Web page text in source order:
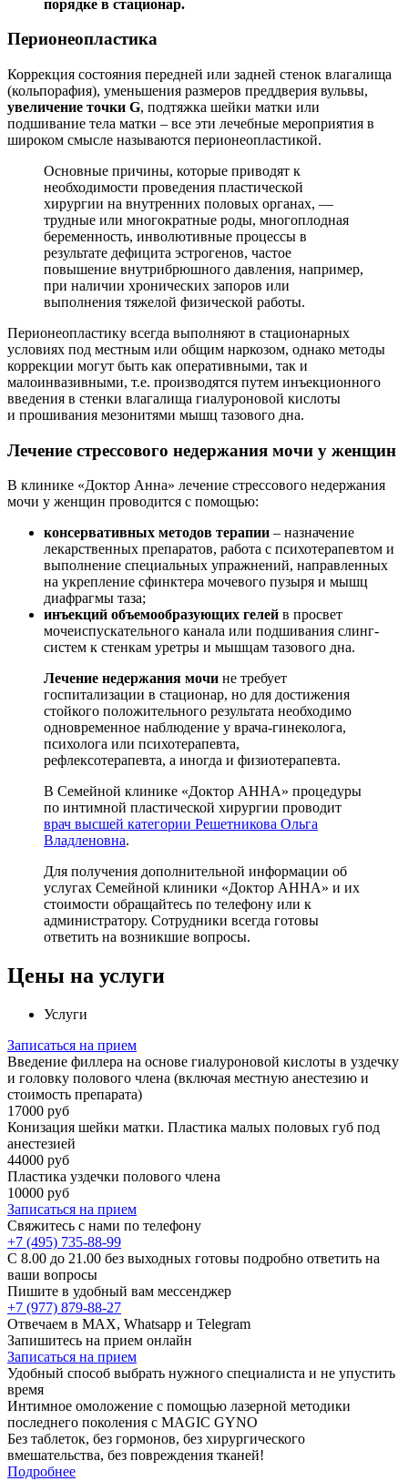
порядке в стационар.
Перионеопластика
Коррекция состояния передней или задней стенок влагалища
(кольпорафия), уменьшения размеров преддверия вульвы,
увеличение точки G, подтяжка шейки матки или
подшивание тела матки – все эти лечебные мероприятия в
широком смысле называются перионеопластикой.
Основные причины, которые приводят к
необходимости проведения пластической
хирургии на внутренних половых органах, —
трудные или многократные роды, многоплодная
беременность, инволютивные процессы в
результате дефицита эстрогенов, частое
повышение внутрибрюшного давления, например,
при наличии хронических запоров или
выполнения тяжелой физической работы.
Перионеопластику всегда выполняют в стационарных
условиях под местным или общим наркозом, однако методы
коррекции могут быть как оперативными, так и
малоинвазивными, т.е. производятся путем инъекционного
введения в стенки влагалища гиалуроновой кислоты
и прошивания мезонитями мышц тазового дна.
Лечение стрессового недержания мочи у женщин
В клинике «Доктор Анна» лечение стрессового недержания
мочи у женщин проводится с помощью:
консервативных методов терапии – назначение
лекарственных препаратов, работа с психотерапевтом и
выполнение специальных упражнений, направленных
на укрепление сфинктера мочевого пузыря и мышц
диафрагмы таза;
инъекций объемообразующих гелей в просвет
мочеиспускательного канала или подшивания слинг-
систем к стенкам уретры и мышцам тазового дна.
Лечение недержания мочи не требует
госпитализации в стационар, но для достижения
стойкого положительного результата необходимо
одновременное наблюдение у врача-гинеколога,
психолога или психотерапевта,
рефлексотерапевта, а иногда и физиотерапевта.
В Семейной клинике «Доктор АННА» процедуры
по интимной пластической хирургии проводит
врач высшей категории Решетникова Ольга
Владленовна.
Для получения дополнительной информации об
услугах Семейной клиники «Доктор АННА» и их
стоимости обращайтесь по телефону или к
администратору. Сотрудники всегда готовы
ответить на возникшие вопросы.
Цены на услуги
Услуги
Записаться на прием
Введение филлера на основе гиалуроновой кислоты в уздечку
и головку полового члена (включая местную анестезию и
стоимость препарата)
17000 руб
Конизация шейки матки. Пластика малых половых губ под
анестезией
44000 руб
Пластика уздечки полового члена
10000 руб
Записаться на прием
Свяжитесь с нами по телефону
+7 (495) 735-88-99
C 8.00 до 21.00 без выходных готовы подробно ответить на
ваши вопросы
Пишите в удобный вам мессенджер
+7 (977) 879-88-27
Отвечаем в MAX, Whatsapp и Telegram
Запишитесь на прием онлайн
Записаться на прием
Удобный способ выбрать нужного специалиста и не упустить
время
Интимное омоложение с помощью лазерной методики
последнего поколения с MAGIC GYNO
Без таблеток, без гормонов, без хирургического
вмешательства, без повреждения тканей!
Подробнее